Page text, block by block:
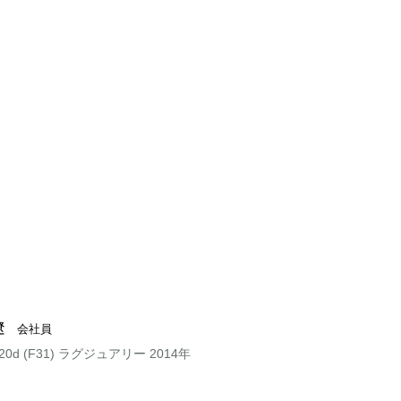
会社員
(F31) ラグジュアリー 2014年